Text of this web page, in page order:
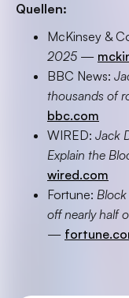
Quellen:
McKinsey &
2025 —
BBC News:
thousands of
bbc.com
WIRED: Jack
Explain the
wired.com
Fortune: Block
off nearly half
—